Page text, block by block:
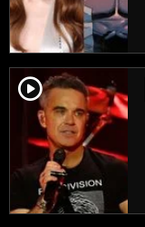
player2